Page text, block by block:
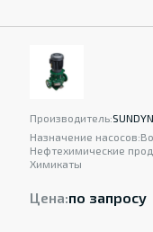
Производитель:
Назначение насосов:
Нефтехимические
Химикаты
Цена:по запросу